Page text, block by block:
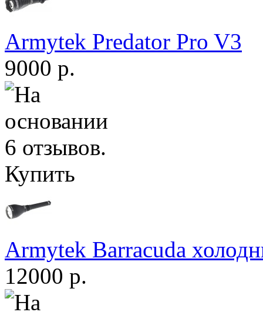
Armytek Predator Pro V3
9000 р.
Купить
Armytek Barracuda
12000 р.